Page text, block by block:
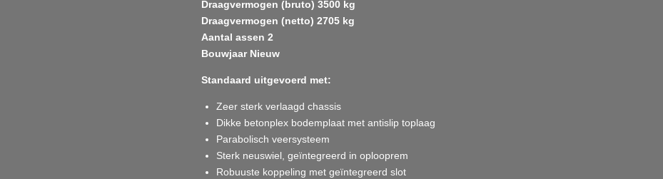
Draagvermogen (bruto) 3500 kg
Draagvermogen (netto) 2705 kg
Aantal assen 2
Bouwjaar Nieuw
Standaard uitgevoerd met:
Zeer sterk verlaagd chassis
Dikke betonplex bodemplaat met antislip toplaag
Parabolisch veersysteem
Sterk neuswiel, geïntegreerd in oplooprem
Robuuste koppeling met geïntegreerd slot